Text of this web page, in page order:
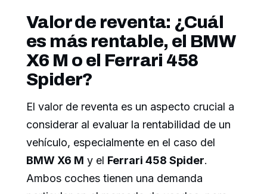
Valor de reventa: ¿Cuál
es más rentable, el BMW
X6 M o el Ferrari 458
Spider?
El valor de reventa es un aspecto crucial a
considerar al evaluar la rentabilidad de un
vehículo, especialmente en el caso del
BMW X6 M y el Ferrari 458 Spider.
Ambos coches tienen una demanda